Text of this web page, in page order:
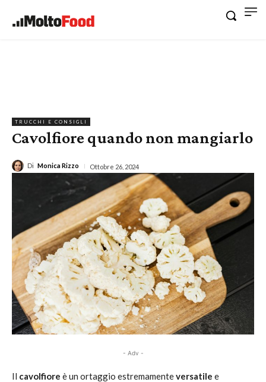
TRUCCHI E CONSIGLI
Cavolfiore quando non mangiarlo
Di Monica Rizzo Ottobre 26, 2024
- Adv -
Il cavolfiore è un ortaggio estremamenteversatile e